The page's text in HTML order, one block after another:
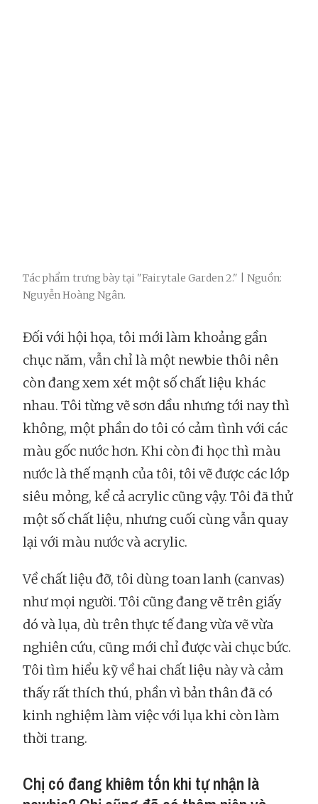
Tác phẩm trưng bày tại "Fairytale Garden 2." | Nguồn:
Nguyễn Hoàng Ngân.
Đối với hội họa, tôi mới làm khoảng gần
chục năm, vẫn chỉ là một newbie thôi nên
còn đang xem xét một số chất liệu khác
nhau. Tôi từng vẽ sơn dầu nhưng tới nay thì
không, một phần do tôi có cảm tình với các
màu gốc nước hơn. Khi còn đi học thì màu
nước là thế mạnh của tôi, tôi vẽ được các lớp
siêu mỏng, kể cả acrylic cũng vậy. Tôi đã thử
một số chất liệu, nhưng cuối cùng vẫn quay
lại với màu nước và acrylic.
Về chất liệu đỡ, tôi dùng toan lanh (canvas)
như mọi người. Tôi cũng đang vẽ trên giấy
dó và lụa, dù trên thực tế đang vừa vẽ vừa
nghiên cứu, cũng mới chỉ được vài chục bức.
Tôi tìm hiểu kỹ về hai chất liệu này và cảm
thấy rất thích thú, phần vì bản thân đã có
kinh nghiệm làm việc với lụa khi còn làm
thời trang.
Chị có đang khiêm tốn khi tự nhận là